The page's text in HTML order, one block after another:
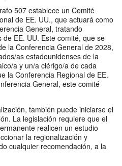
507 establece un Comité
de EE. UU., que actuará como
General, tratando
EE. UU. Este comité, que se
la Conferencia General de 2028,
as estadounidenses de la
a y un/a clérigo/a de cada
la Conferencia Regional de EE.
General, este comité
también puede iniciarse el
La legislación requiere que el
realicen un estudio
la regionalización y
cualquier recomendación, a la